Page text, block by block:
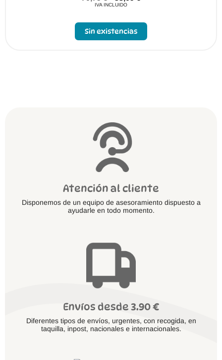
IVA INCLUIDO
Sin existencias
Atención al cliente
Disponemos de un equipo de asesoramiento dispuesto a
ayudarle en todo momento.
Envíos desde 3.90 €
Diferentes tipos de envíos, urgentes, con recogida, en
taquilla, inpost, nacionales e internacionales.